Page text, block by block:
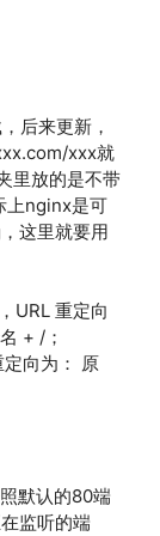
后来更新，
xxx就
里放的是不带
上nginx是可
这里就要用
URL 重定向
+ /；
向为： 原
默认的80端
监听的端